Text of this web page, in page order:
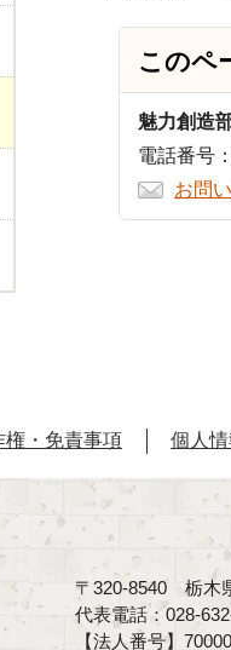
このペ
魅力創造
電話番号
お問
権・免責事項 個人
〒320-8540 栃木
代表電話：028-
【法人番号】